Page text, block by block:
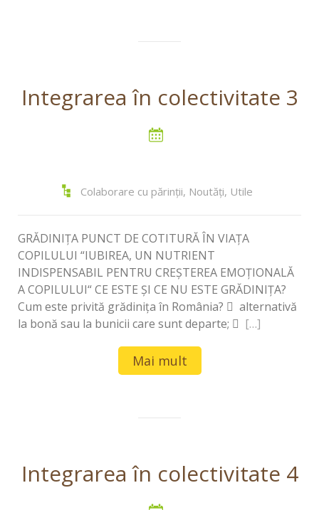
Integrarea în colectivitate 3
Colaborare cu părinții, Noutăți, Utile
GRĂDINIȚA PUNCT DE COTITURĂ ÎN VIAȚA
COPILULUI “IUBIREA, UN NUTRIENT
INDISPENSABIL PENTRU CREŞTEREA EMOŢIONALĂ
A COPILULUI“ CE ESTE ŞI CE NU ESTE GRĂDINIŢA?
Cum este privită grădiniţa în România?  alternativă
la bonă sau la bunicii care sunt departe;  […]
Mai mult
Integrarea în colectivitate 4